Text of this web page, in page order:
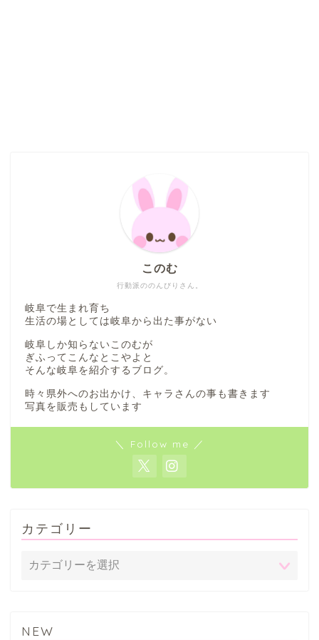
行動派ののんびりさん。
このむ
岐阜で生まれ育ち
生活の場としては岐阜から出た事がない
岐阜しか知らないこのむが
ぎふってこんなとこやよと
そんな岐阜を紹介するブログ。
時々県外へのお出かけ、キャラさんの事も書きます
写真を販売もしています
＼ Follow me ／
カテゴリー
NEW